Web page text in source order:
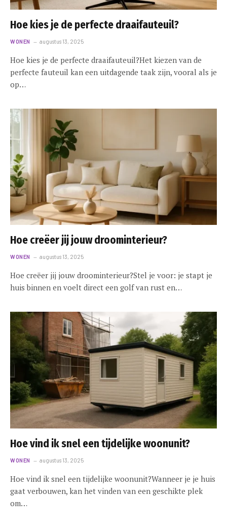
Hoe kies je de perfecte draaifauteuil?
WONEN augustus 13, 2025
Hoe kies je de perfecte draaifauteuil?Het kiezen van de
perfecte fauteuil kan een uitdagende taak zijn, vooral als je
op…
Hoe creëer jij jouw droominterieur?
WONEN augustus 13, 2025
Hoe creëer jij jouw droominterieur?Stel je voor: je stapt je
huis binnen en voelt direct een golf van rust en…
Hoe vind ik snel een tijdelijke woonunit?
WONEN augustus 13, 2025
Hoe vind ik snel een tijdelijke woonunit?Wanneer je je huis
gaat verbouwen, kan het vinden van een geschikte plek
om…